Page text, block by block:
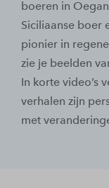
boeren in
Siciliaanse boer
pionier in
zie je beelden
In korte video’s
verhalen zijn
met